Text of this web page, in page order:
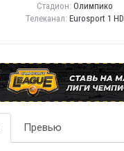
Стадион: Олимпико
Телеканал: Eurosport 1 HD
Превью